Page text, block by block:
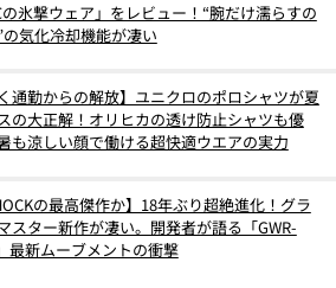
氷撃ウェア」をレビュー！“腕だけ濡らすの
の気化冷却機能が凄い
く通勤からの解放】ユニクロのポロシャツが夏
の大正解！オリヒカの透け防止シャツも優
も涼しい顔で働ける超快適ウエアの実力
の最高傑作か】18年ぶり超絶進化！グラ
スター新作が凄い。開発者が語る「GWR-
最新ムーブメントの衝撃